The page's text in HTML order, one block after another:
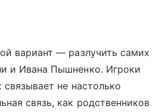
вариант — разлучить самих
и Ивана Пышненко. Игроки
не настолько
связь, как родственников